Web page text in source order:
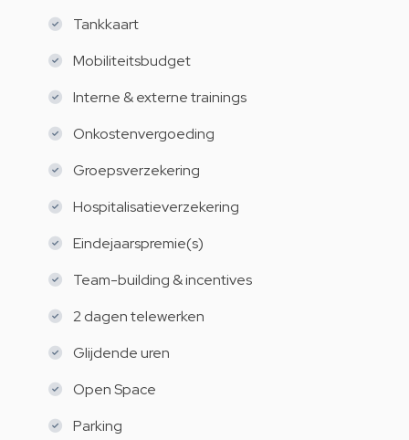
Tankkaart
Mobiliteitsbudget
Interne & externe trainings
Onkostenvergoeding
Groepsverzekering
Hospitalisatieverzekering
Eindejaarspremie(s)
Team-building & incentives
2 dagen telewerken
Glijdende uren
Open Space
Parking